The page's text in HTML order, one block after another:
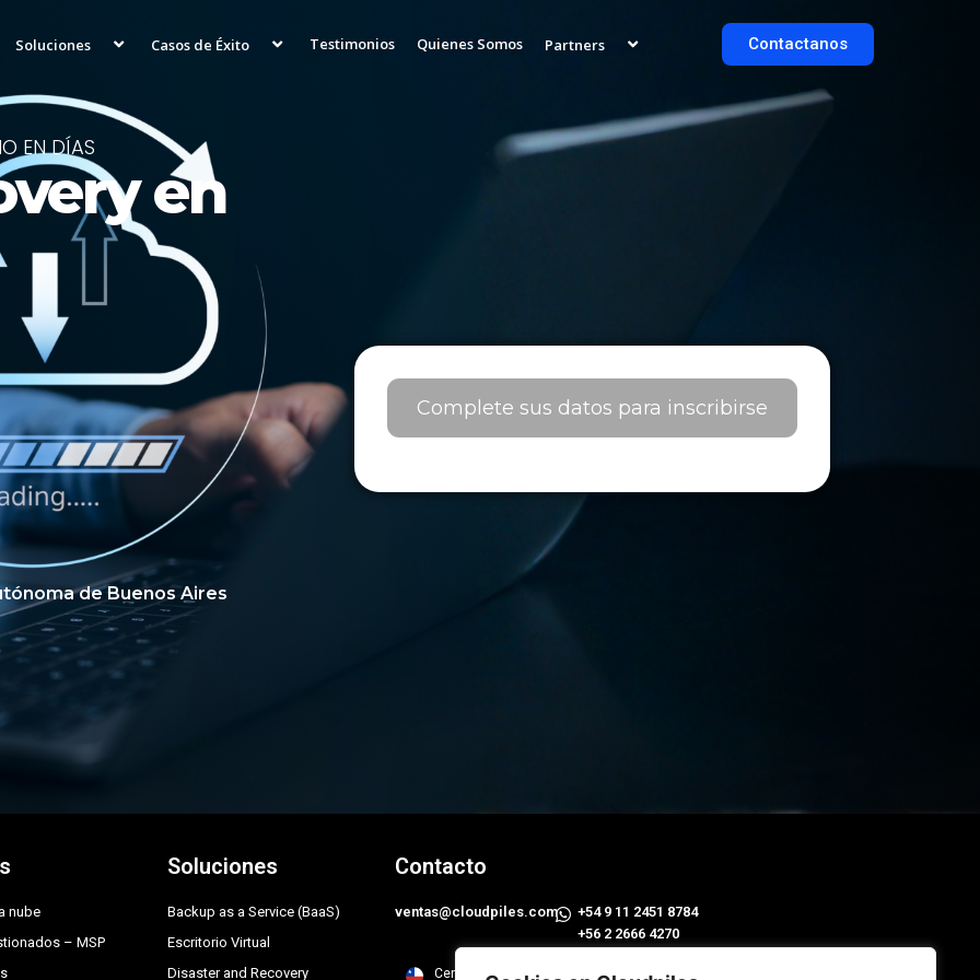
Soluciones Casos de Éxito Testimonios Quienes Somos Partners Contactanos
EN DÍAS
en
de Buenos Aires
Complete sus datos para inscribirse
nube
– MSP
Soluciones
Backup as a Service (BaaS)
Escritorio Virtual
Disaster and Recovery
Contacto
ventas@cloudpiles.com
​+54 9 11 2451 8784
+56 2 2666 4270
Cerro El Plomo 5630, P 9 (7560742) Las Condes, Santiago de Chile